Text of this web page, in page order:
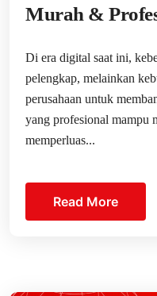
Murah &
Di era digital saat ini,
pelengkap, melainkan
perusahaan untuk
yang profesional mampu
memperluas...
Read More